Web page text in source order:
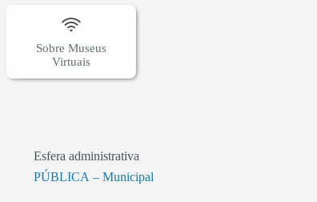
Esfera administrativa
PÚBLICA – Municipal
Sobre Museus
Virtuais